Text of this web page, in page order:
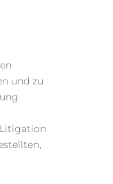
und zu